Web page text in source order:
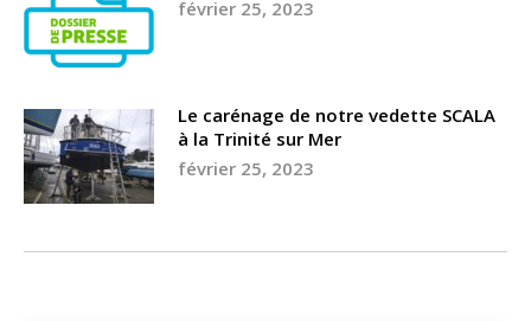
février 25, 2023
Le carénage de notre vedette SCALA
à la Trinité sur Mer
février 25, 2023